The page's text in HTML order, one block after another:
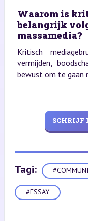
Waarom is
belangrijk
massamedia?
Kritisch
vermijden,
bewust om te gaan
SCHRIJF
Tagi:
#ESSAY